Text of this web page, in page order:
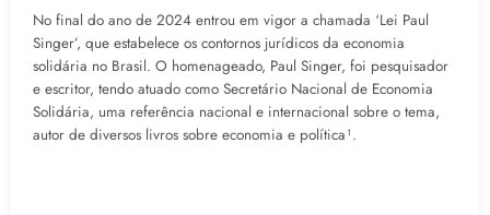
No final do ano de 2024 entrou em vigor a chamada ‘Lei Paul
Singer’, que estabelece os contornos jurídicos da economia
solidária no Brasil. O homenageado, Paul Singer, foi pesquisador
e escritor, tendo atuado como Secretário Nacional de Economia
Solidária, uma referência nacional e internacional sobre o tema,
autor de diversos livros sobre economia e política¹.